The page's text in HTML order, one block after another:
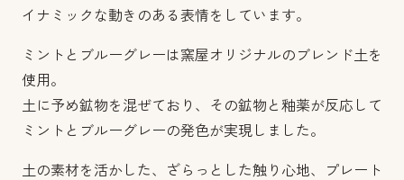
イナミックな動きのある表情をしています。
ミントとブルーグレーは窯屋オリジナルのブレンド土を
使用。
土に予め鉱物を混ぜており、その鉱物と釉薬が反応して
ミントとブルーグレーの発色が実現しました。
土の素材を活かした、ざらっとした触り心地、プレート